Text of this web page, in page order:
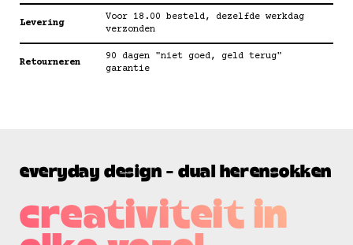
Levering
Voor 18.00 besteld, dezelfde werkdag
verzonden
Retourneren
90 dagen "niet goed, geld terug"
garantie
everyday design - dual herensokken
creativiteit in